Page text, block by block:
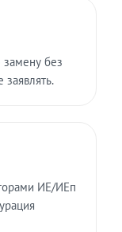
без
ИЕ/ИЕп